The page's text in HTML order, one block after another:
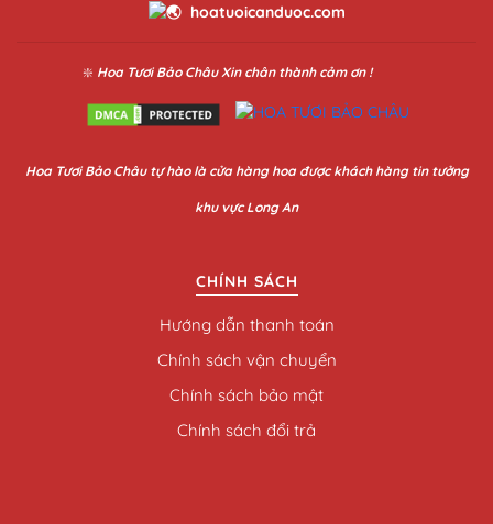
hoatuoicanduoc.com
❇️ Hoa Tươi Bảo Châu Xin chân thành cảm ơn !
Hoa Tươi Bảo Châutự hào là cửa hàng hoa được khách hàng tin tưởng
khu vực Long An
CHÍNH SÁCH
Hướng dẫn thanh toán
Chính sách vận chuyển
Chính sách bảo mật
Chính sách đổi trả